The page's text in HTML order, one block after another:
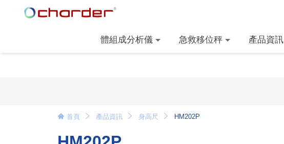
體組成分析儀 急救移位秤 產品資訊
首頁 產品資訊 身高尺 HM202P